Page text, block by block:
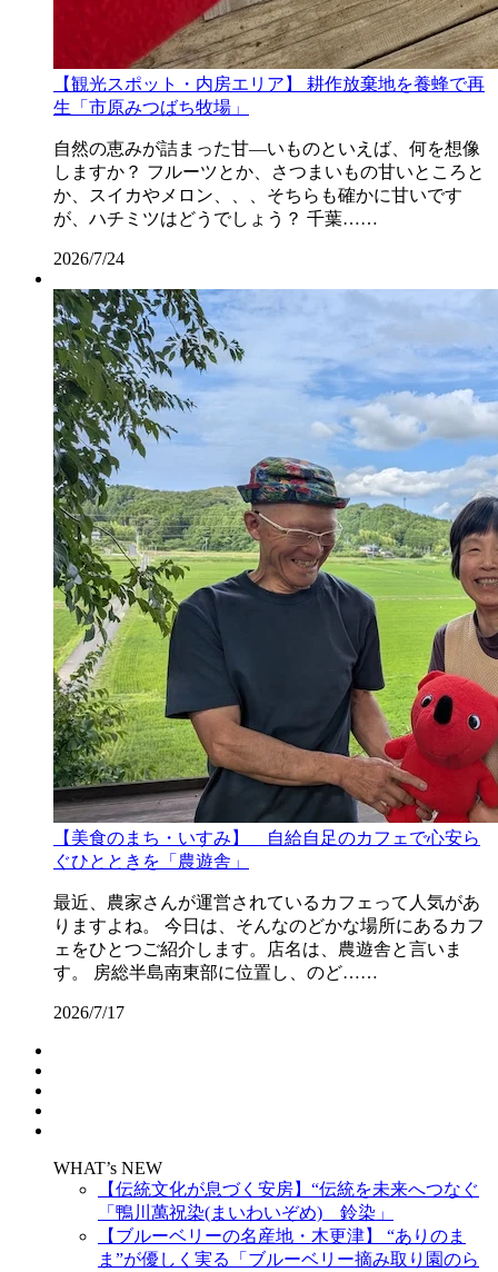
【観光スポット・内房エリア】 耕作放棄地を養蜂で再
生「市原みつばち牧場」
自然の恵みが詰まった甘―いものといえば、何を想像
しますか？ フルーツとか、さつまいもの甘いところと
か、スイカやメロン、、、そちらも確かに甘いです
が、ハチミツはどうでしょう？ 千葉……
2026/7/24
【美食のまち・いすみ】 自給自足のカフェで心安ら
ぐひとときを「農遊舎」
最近、農家さんが運営されているカフェって人気があ
りますよね。 今日は、そんなのどかな場所にあるカフ
ェをひとつご紹介します。店名は、農遊舎と言いま
す。 房総半島南東部に位置し、のど……
2026/7/17
WHAT’s NEW
【伝統文化が息づく安房】“伝統を未来へつなぐ
「鴨川萬祝染(まいわいぞめ) 鈴染」
【ブルーベリーの名産地・木更津】 “ありのま
ま”が優しく実る「ブルーベリー摘み取り園のら